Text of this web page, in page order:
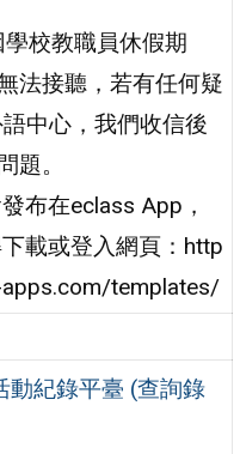
校教職員休假期
法接聽，若有任何疑
中心，我們收信後
題。
布在eclass App，
載或登入網頁：http
templates/
動紀錄平臺 (查詢錄